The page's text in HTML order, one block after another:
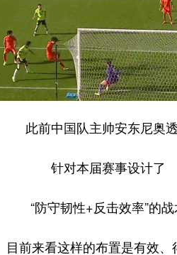
此前中国队主帅安东尼奥
针对本届赛事设计了
“防守韧性+反击效率”的战
目前来看这样的布置是有效、